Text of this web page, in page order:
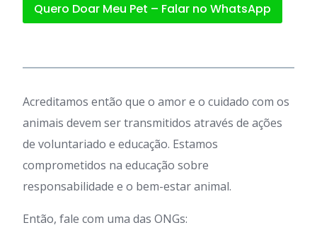
Quero Doar Meu Pet – Falar no WhatsApp
Acreditamos então que o amor e o cuidado com os
animais devem ser transmitidos através de ações
de voluntariado e educação. Estamos
comprometidos na educação sobre
responsabilidade e o bem-estar animal.
Então, fale com uma das ONGs: